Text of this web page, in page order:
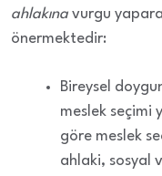
ahlakına vurgu
önermektedir:
Bireysel
meslek seçimi
göre meslek
ahlaki, sosyal